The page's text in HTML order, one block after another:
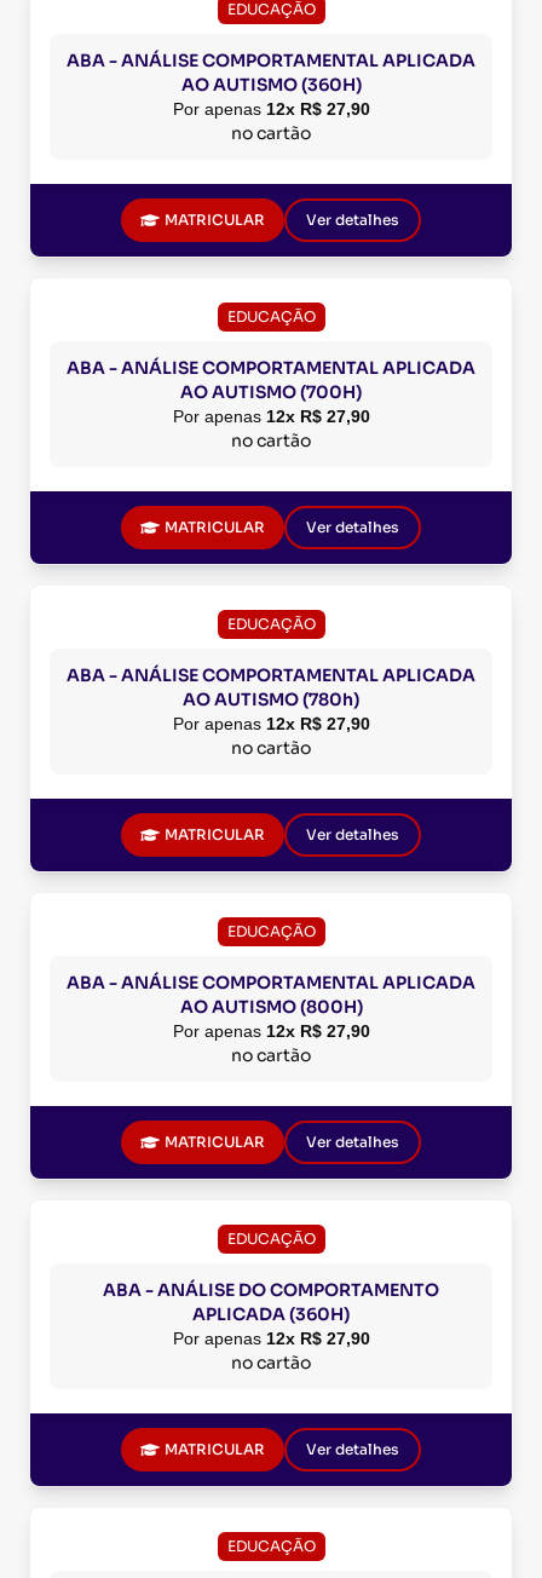
EDUCAÇÃO
ABA - ANÁLISE COMPORTAMENTAL APLICADA
AO AUTISMO (360H)
Por apenas 12x R$ 27,90
no cartão
MATRICULAR Ver detalhes
EDUCAÇÃO
ABA - ANÁLISE COMPORTAMENTAL APLICADA
AO AUTISMO (700H)
Por apenas 12x R$ 27,90
no cartão
MATRICULAR Ver detalhes
EDUCAÇÃO
ABA - ANÁLISE COMPORTAMENTAL APLICADA
AO AUTISMO (780h)
Por apenas 12x R$ 27,90
no cartão
MATRICULAR Ver detalhes
EDUCAÇÃO
ABA - ANÁLISE COMPORTAMENTAL APLICADA
AO AUTISMO (800H)
Por apenas 12x R$ 27,90
no cartão
MATRICULAR Ver detalhes
EDUCAÇÃO
ABA - ANÁLISE DO COMPORTAMENTO
APLICADA (360H)
Por apenas 12x R$ 27,90
no cartão
MATRICULAR Ver detalhes
EDUCAÇÃO